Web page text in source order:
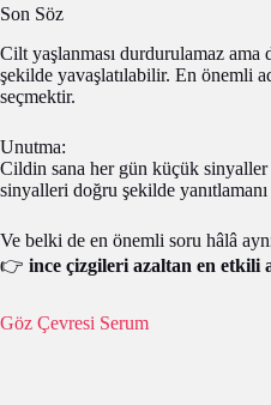
Son Söz
Cilt yaşlanması durdurulamaz ama
şekilde yavaşlatılabilir. En önemli
seçmektir.
Unutma:
Cildin sana her gün küçük
sinyalleri doğru şekilde yanıtlamanı
Ve belki de en önemli soru hâlâ
👉 ince çizgileri azaltan en etkili
Göz Çevresi Serum